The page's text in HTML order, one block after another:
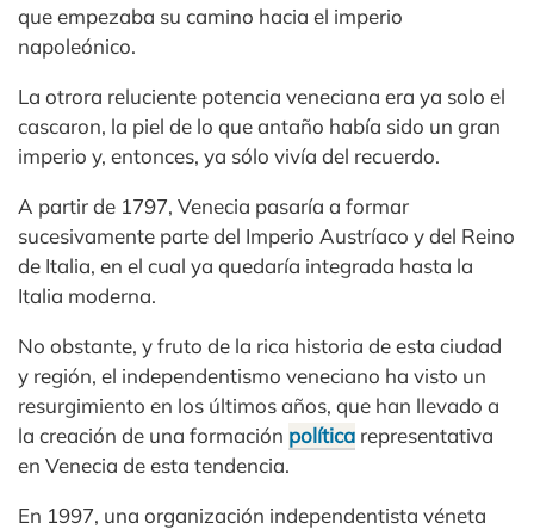
que empezaba su camino hacia el imperio
napoleónico.
La otrora reluciente potencia veneciana era ya solo el
cascaron, la piel de lo que antaño había sido un gran
imperio y, entonces, ya sólo vivía del recuerdo.
A partir de 1797, Venecia pasaría a formar
sucesivamente parte del Imperio Austríaco y del Reino
de Italia, en el cual ya quedaría integrada hasta la
Italia moderna.
No obstante, y fruto de la rica historia de esta ciudad
y región, el independentismo veneciano ha visto un
resurgimiento en los últimos años, que han llevado a
la creación de una formación política representativa
en Venecia de esta tendencia.
En 1997, una organización independentista véneta